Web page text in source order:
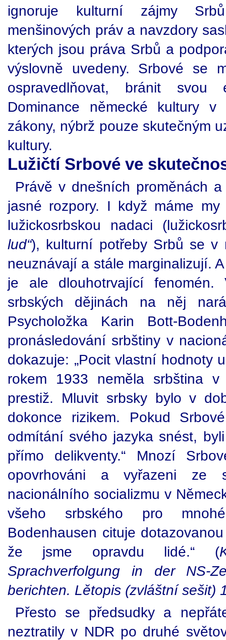
ignoruje kulturní zájmy
menšinových práv a navzdory
kterých jsou práva Srbů a
výslovně uvedeny. Srbové se
ospravedlňovat, bránit svou
Dominance německé kultury
zákony, nýbrž pouze skutečným
kultury.
Lužičtí Srbové ve
Právě v dnešních proměnách
jasné rozpory. I když máme
lužickosrbskou nadaci
lud“), kulturní potřeby Srbů se v
neuznávají a stále marginalizují.
je ale dlouhotrvající fenomén.
srbských dějinách na něj
Psycholožka Karin Bott-
pronásledování srbštiny v
dokazuje: „Pocit vlastní hodnoty
rokem 1933 neměla srbština v
prestiž. Mluvit srbsky bylo v
dokonce rizikem. Pokud
odmítání svého jazyka snést,
přímo delikventy.“ Mnozí
opovrhováni a vyřazeni ze
nacionálního socializmu v
všeho srbského pro
Bodenhausen cituje
že jsme opravdu lidé.“ (
Sprachverfolgung in der NS-
berichten. Lětopis (zvláštní sešit)
Přesto se předsudky a
neztratily v NDR po druhé